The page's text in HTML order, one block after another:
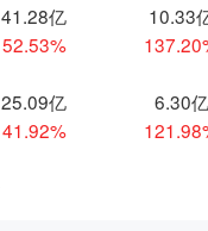
41.28亿
52.53%
10.33
25.09亿
41.92%
6.30亿